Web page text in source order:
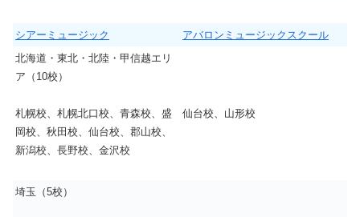
シアーミュージック
アバロンミュージックスクール
北海道・東北・北陸・甲信越エリ
ア（10校）
札幌校、札幌北口校、青森校、盛
岡校、秋田校、仙台校、郡山校、
新潟校、長野校、金沢校
仙台校、山形校
埼玉（5校）